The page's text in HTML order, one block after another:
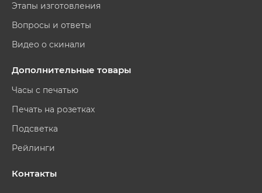
Этапы изготовления
Вопросы и ответы
Видео о скинали
Дополнительные товары
Часы с печатью
Печать на розетках
Подсветка
Рейлинги
Контакты